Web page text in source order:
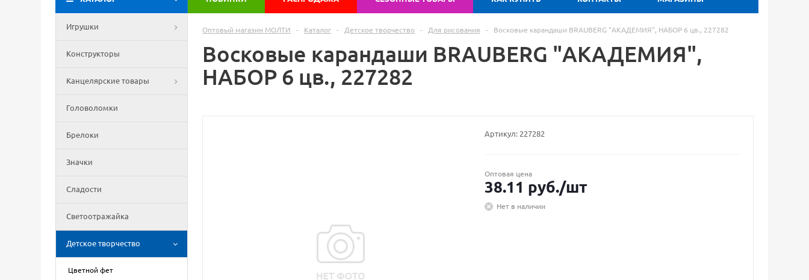
Игрушки
Конструкторы
Канцелярские товары
Головоломки
Брелоки
Значки
Сладости
Светоотражайка
Детское творчество
Цветной фет
Оптовый магазин МОЛТИ - Каталог - Детское творчество - Для рисования - Восковые карандаши BRAUBERG "АКАДЕМИЯ", НАБОР 6 цв., 227282
Восковые карандаши BRAUBERG "АКАДЕМИЯ",
НАБОР 6 цв., 227282
Артикул: 227282
Оптовая цена
38.11 руб./шт
Нет в наличии